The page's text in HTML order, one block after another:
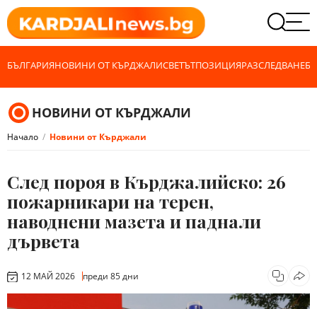
БЪЛГАРИЯНОВИНИ ОТ КЪРДЖАЛИСВЕТЪТПОЗИЦИЯРАЗСЛЕДВАНЕ
НОВИНИ ОТ КЪРДЖАЛИ
Начало Новини от Кърджали
След пороя в Кърджалийско: 26
пожарникари на терен,
наводнени мазета и паднали
дървета
12 МАЙ 2026 преди 85 дни